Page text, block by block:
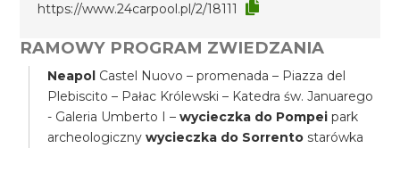
https://www.24carpool.pl/2/18111
RAMOWY PROGRAM ZWIEDZANIA
Neapol Castel Nuovo – promenada – Piazza del
Plebiscito – Pałac Królewski – Katedra św. Januarego
- Galeria Umberto I –wycieczka do Pompeipark
archeologicznywycieczka do Sorrento starówka